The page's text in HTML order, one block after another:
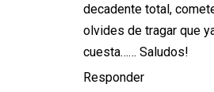
decadente total,
olvides de tragar que
cuesta…… Saludos!
Responder